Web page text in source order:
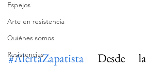
Espejos
Arte en resistencia
Quiénes somos
Resistencias
#AlertaZapatista Desde la